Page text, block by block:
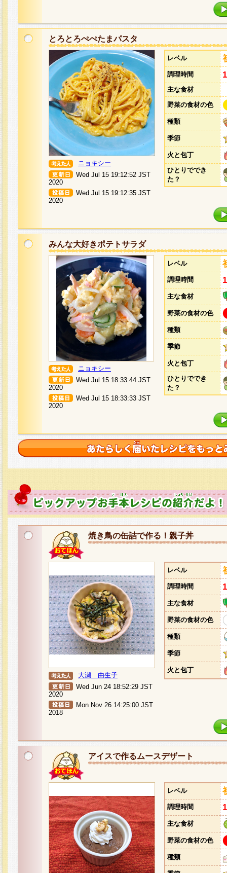
とろとろぺぺたまパスタ
ニョキシー
Wed Jul 15 19:12:52 JST
2020
Wed Jul 15 19:12:35 JST
2020
レベル
調理時間
主な食材
野菜の食材の色
種類
季節
火と包丁
ひとりででき
た？
みんな大好きポテトサラダ
ニョキシー
Wed Jul 15 18:33:44 JST
2020
Wed Jul 15 18:33:33 JST
2020
レベル
調理時間
主な食材
野菜の食材の色
種類
季節
火と包丁
ひとりででき
た？
焼き鳥の缶詰で作る！親子丼
大瀬 由生子
Wed Jun 24 18:52:29 JST
2020
Mon Nov 26 14:25:00 JST
2018
レベル
調理時間
主な食材
野菜の食材の色
種類
季節
火と包丁
アイスで作るムースデザート
レベル
調理時間
主な食材
野菜の食材の色
種類